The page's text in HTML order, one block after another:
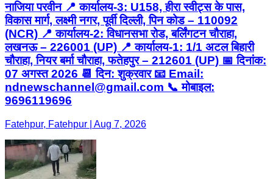
नाजिया परवीन 📍 कार्यालय-3: U158, हीरा स्वीट्स के पास,
विकास मार्ग, लक्ष्मी नगर, पूर्वी दिल्ली, पिन कोड – 110092
(NCR) 📍 कार्यालय-2: विधानसभा रोड, बर्लिंगटन चौराहा,
लखनऊ – 226001 (UP) 📍 कार्यालय-1: 1/1 अटल बिहारी
चौराहा, नियर बर्मा चौराहा, फतेहपुर – 212601 (UP) 📅 दिनांक:
07 अगस्त 2026 📆 दिन: शुक्रवार 📧 Email:
ndnewschannel@gmail.com 📞 मोबाइल:
9696119696
Fatehpur, Fatehpur | Aug 7, 2026